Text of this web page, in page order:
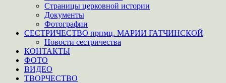
Страницы церковной истории
Документы
Фотографии
СЕСТРИЧЕСТВО прпмц. МАРИИ ГАТЧИНСКОЙ
Новости сестричества
КОНТАКТЫ
ФОТО
ВИДЕО
ТВОРЧЕСТВО